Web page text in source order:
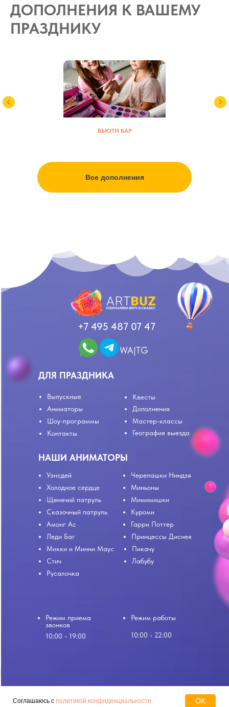
Соглашаюсь с политикой конфиденциальности OK
ДОПОЛНЕНИЯ К ВАШЕМУ
ПРАЗДНИКУ
БЬЮТИ БАР
Все дополнения
НАШИ АНИМАТОРЫ
Уэнсдей
Холодное сердце
Щенячий патруль
Сказочный патруль
Амонг Ас
Стич
Черепашки Ниндзя
Миньоны
Мимимишки
Куроми
Гарри Поттер
Русалочка
Лабубу
Принцессы Диснея
Леди Баг
Микки и Минни Маус
Copyright © 2022-2026 ARTBUZ Организация детских праздников
+7 495 487 07 47
Режим приема
звонков
10:00 - 19:00
Режим работы
10:00 - 22:00
Пикачу
ДЛЯ ПРАЗДНИКА
Аниматоры
Шоу-программы
Квесты
Мастер-классы
Дополнения
WA|TG
Контакты География выезда
Выпускные